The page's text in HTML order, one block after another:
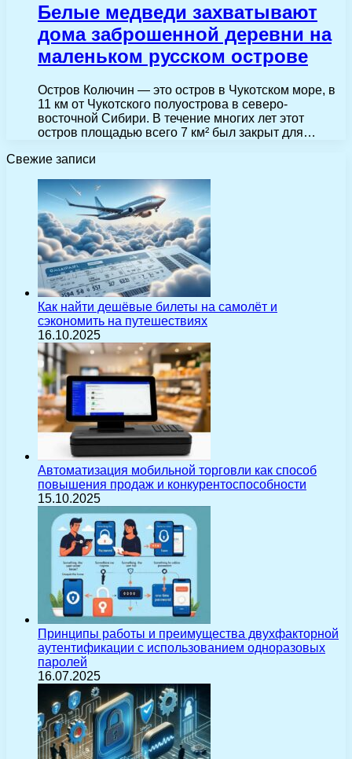
Белые медведи захватывают
дома заброшенной деревни на
маленьком русском острове
Остров Колючин — это остров в Чукотском море, в
11 км от Чукотского полуострова в северо-
восточной Сибири. В течение многих лет этот
остров площадью всего 7 км² был закрыт для…
Свежие записи
Как найти дешёвые билеты на самолёт и
сэкономить на путешествиях
16.10.2025
Автоматизация мобильной торговли как способ
повышения продаж и конкурентоспособности
15.10.2025
Принципы работы и преимущества двухфакторной
аутентификации с использованием одноразовых
паролей
16.07.2025